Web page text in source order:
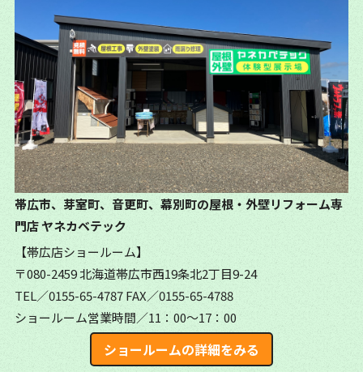
帯広市、芽室町、音更町、幕別町の屋根・外壁リフォーム専
門店ヤネカベテック
【帯広店ショールーム】
〒080-2459 北海道帯広市西19条北2丁目9-24
TEL／0155-65-4787FAX／0155-65-4788
ショールーム営業時間／11：00～17：00
ショールームの詳細をみる